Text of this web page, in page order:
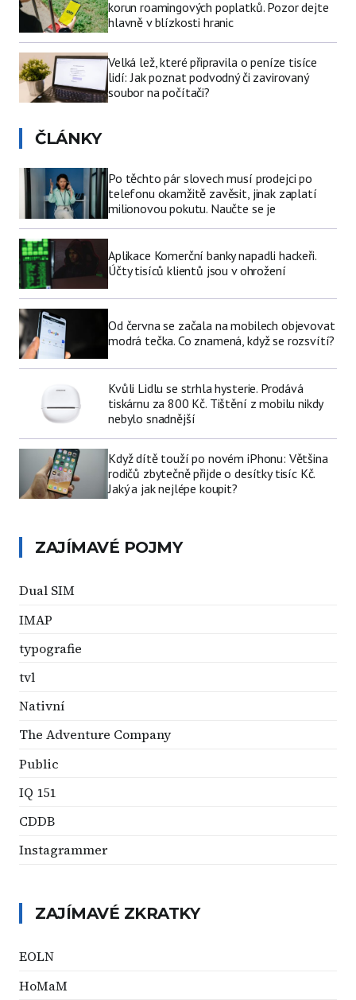
korun roamingových poplatků. Pozor dejte
hlavně v blízkosti hranic
Velká lež, které připravila o peníze tisíce
lidí: Jak poznat podvodný či zavirovaný
soubor na počítači?
ČLÁNKY
Po těchto pár slovech musí prodejci po
telefonu okamžitě zavěsit, jinak zaplatí
milionovou pokutu. Naučte se je
Aplikace Komerční banky napadli hackeři.
Účty tisíců klientů jsou v ohrožení
Od června se začala na mobilech objevovat
modrá tečka. Co znamená, když se rozsvítí?
Kvůli Lidlu se strhla hysterie. Prodává
tiskárnu za 800 Kč. Tištění z mobilu nikdy
nebylo snadnější
Když dítě touží po novém iPhonu: Většina
rodičů zbytečně přijde o desítky tisíc Kč.
Jaký a jak nejlépe koupit?
ZAJÍMAVÉ POJMY
Dual SIM
IMAP
typografie
tvl
Nativní
The Adventure Company
Public
IQ 151
CDDB
Instagrammer
ZAJÍMAVÉ ZKRATKY
EOLN
HoMaM